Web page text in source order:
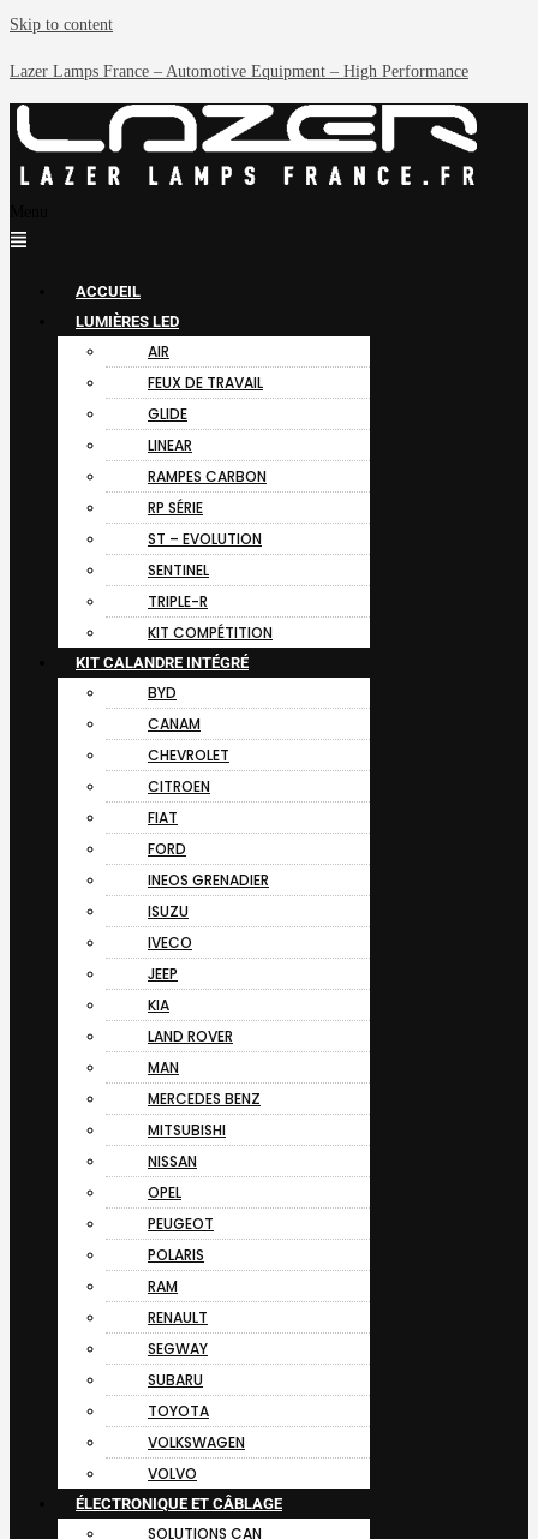
Skip to content
Lazer Lamps France – Automotive Equipment – High Performance
ACCUEIL
LUMIÈRES LED
AIR
FEUX DE TRAVAIL
GLIDE
LINEAR
RAMPES CARBON
RP SÉRIE
ST – EVOLUTION
SENTINEL
TRIPLE-R
KIT COMPÉTITION
KIT CALANDRE INTÉGRÉ
BYD
CANAM
CHEVROLET
CITROEN
FIAT
FORD
INEOS GRENADIER
ISUZU
IVECO
JEEP
KIA
LAND ROVER
MAN
MERCEDES BENZ
MITSUBISHI
NISSAN
OPEL
PEUGEOT
POLARIS
RAM
RENAULT
SEGWAY
SUBARU
TOYOTA
VOLKSWAGEN
VOLVO
ÉLECTRONIQUE ET CÂBLAGE
SOLUTIONS CAN